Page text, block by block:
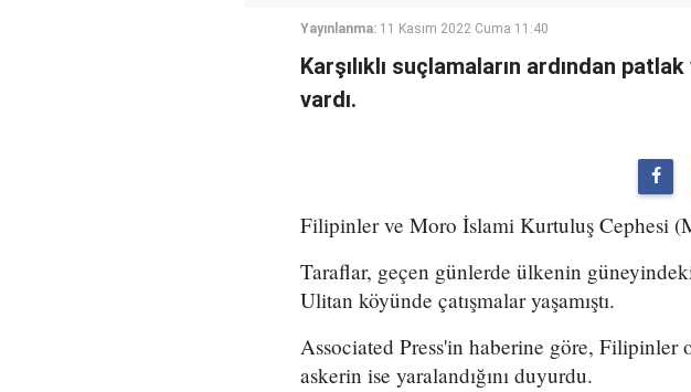
Yayınlanma: 11 Kasım 2022 Cuma 11:40
Karşılıklı suçlamaların ardından
vardı.
Filipinler ve Moro İslami Kurtuluş Cephesi
Taraflar, geçen günlerde ülkenin
Ulitan köyünde çatışmalar yaşamıştı.
Associated Press'in haberine göre, Filipinler
askerin ise yaralandığını duyurdu.